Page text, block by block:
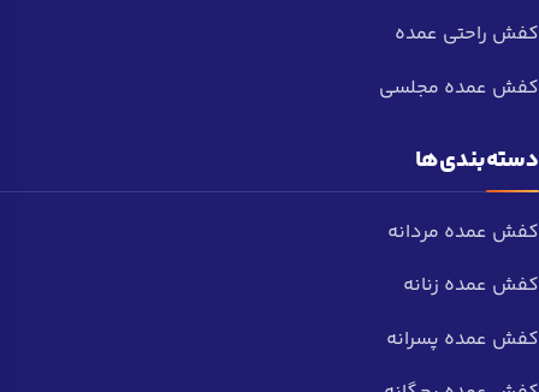
کفش راحتی عمده
کفش عمده مجلسی
دسته‌بندی‌ها
کفش عمده مردانه
کفش عمده زنانه
کفش عمده پسرانه